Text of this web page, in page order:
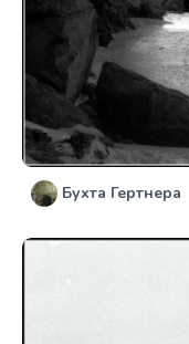
Бухта Гертнера